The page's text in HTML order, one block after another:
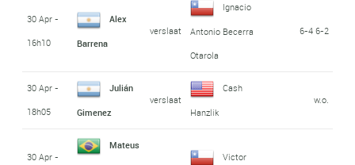
30 Apr -
16h10
Alex
Barrena
verslaat
Ignacio
Antonio Becerra
Otarola
6-4 6-2
30 Apr -
18h05
Julián
Gimenez
verslaat
Cash
Hanzlik
w.o.
30 Apr -
Mateus
Victor